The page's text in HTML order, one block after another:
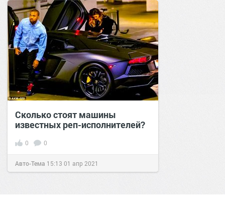
Сколько стоят машины
известных реп-исполнителей?
0 0
Авто-Тема 15:13 01 апр 2021